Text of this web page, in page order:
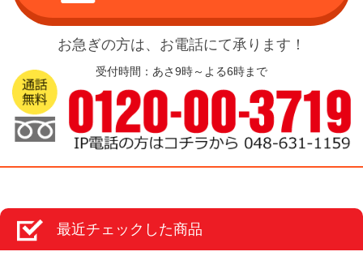
お急ぎの方は、お電話にて承ります！
受付時間：あさ9時～よる6時まで
最近チェックした商品